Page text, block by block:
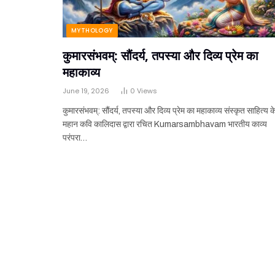
MYTHOLOGY
कुमारसंभवम्: सौंदर्य, तपस्या और दिव्य प्रेम का
महाकाव्य
June 19, 2026 0 Views
कुमारसंभवम्: सौंदर्य, तपस्या और दिव्य प्रेम का महाकाव्य संस्कृत साहित्य
महान कवि कालिदास द्वारा रचित Kumarsambhavam भारतीय काव्य
परंपरा…